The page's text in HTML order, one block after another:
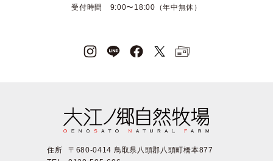
受付時間 9:00〜18:00（年中無休）
住所
〒680-0414 鳥取県八頭郡八頭町橋本877